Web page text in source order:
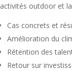
activités outdoor et
Cas concrets et
Amélioration du
Rétention des
Retour sur